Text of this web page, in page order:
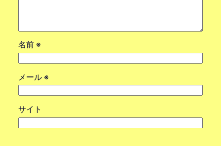
名前 ※
メール ※
サイト